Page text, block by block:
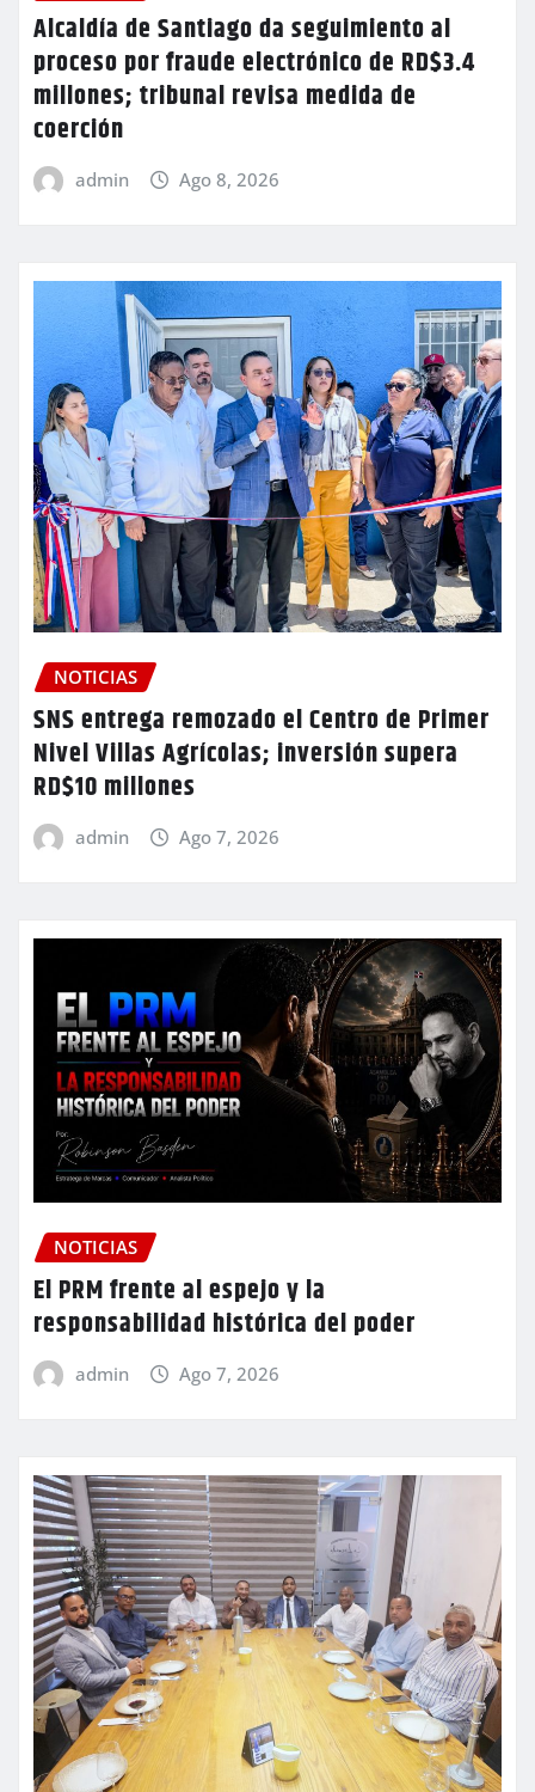
Alcaldía de Santiago da seguimiento al
proceso por fraude electrónico de RD$3.4
millones; tribunal revisa medida de
coerción
admin Ago 8, 2026
NOTICIAS
SNS entrega remozado el Centro de Primer
Nivel Villas Agrícolas; inversión supera
RD$10 millones
admin Ago 7, 2026
NOTICIAS
El PRM frente al espejo y la
responsabilidad histórica del poder
admin Ago 7, 2026